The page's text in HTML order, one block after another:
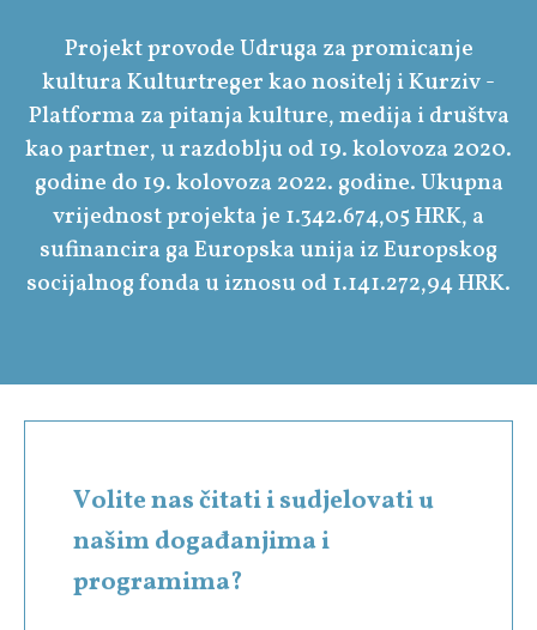
Projekt provode Udruga za promicanje
kultura Kulturtreger kao nositelj i Kurziv -
Platforma za pitanja kulture, medija i društva
kao partner, u razdoblju od 19. kolovoza 2020.
godine do 19. kolovoza 2022. godine. Ukupna
vrijednost projekta je 1.342.674,05 HRK, a
sufinancira ga Europska unija iz Europskog
socijalnog fonda u iznosu od 1.141.272,94 HRK.
Volite nas čitati i sudjelovati u
našim događanjima i
programima?